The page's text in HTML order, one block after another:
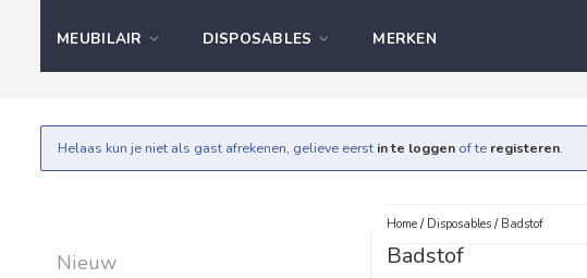
MEUBILAIR DISPOSABLES MERKEN
Helaas kun je niet als gast afrekenen, gelieve eerst in te loggen of te registeren.
Nieuw
Home/ Disposables/ Badstof
Badstof